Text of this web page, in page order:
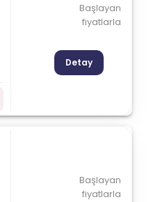
Başlayan
fiyatlarla
Detay
Başlayan
fiyatlarla